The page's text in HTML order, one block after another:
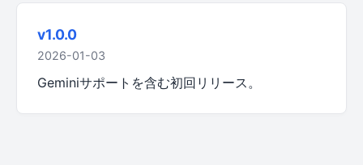
v1.0.0
2026-01-03
Geminiサポートを含む初回リリース。